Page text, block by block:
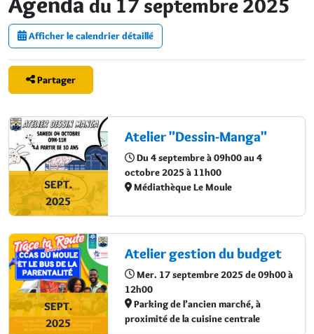
du 17 septembre 2025
Afficher le calendrier détaillé
Partager
SEPT.
2025
Atelier "Dessin-Manga"
Du 4 septembre à 09h00 au 4
octobre 2025 à 11h00
Médiathèque Le Moule
SEPT.
2025
Atelier gestion du budget
Mer. 17 septembre 2025 de 09h00 à
12h00
Parking de l’ancien marché, à
proximité de la cuisine centrale